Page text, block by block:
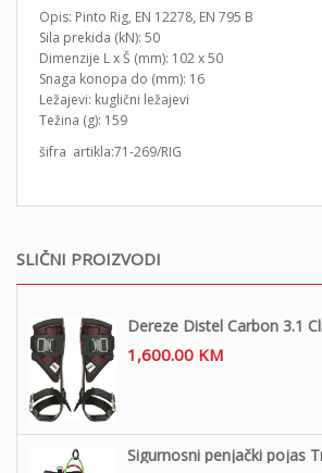
SLIČNI PROIZVODI
Dereze Distel Carbon 3.1
1,600.00 KM
Sigurnosni penjački pojas
Opis: Pinto Rig, EN 12278, EN 795 B
Sila prekida (kN): 50
Dimenzije L x Š (mm): 102 x 50
Snaga konopa do (mm): 16
Ležajevi: kuglični ležajevi
Težina (g): 159
šifra artikla:71-269/RIG